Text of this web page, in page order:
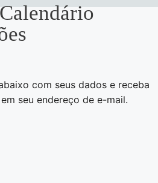
com seus dados e receba
seu endereço de e-mail.